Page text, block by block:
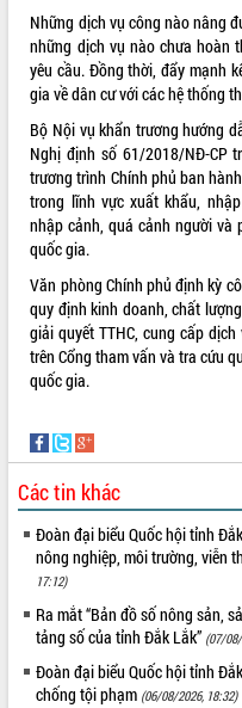
mới
UBND tỉnh họp báo định kỳ tháng 4
năm 2026
Hội thảo khoa học “Giải pháp thúc đẩy
phát triển nền kinh tế xanh tại tỉnh
Đắk Lắk”
Tăng cường giám sát, đôn đốc thực
hiện nhiệm vụ quản lý tài sản công
hàng tuần
công tác cải cách thủ tục hành chính
tại Trung tâm Phục vụ hành chính
công tỉnh
Đắk Lắk: Tôn vinh 46 giải pháp tại
thi Sáng tạo Kỹ thuật 2024 - 2025
về phát triển nuôi trồng thủy sản
Phó Chủ tịch UBND tỉnh Đắk Lắk
Trương Công Thái kiểm tra thực địa
Dự án cao tốc Khánh Hòa - Buôn Ma
Thuột
Định vị cà phê Việt Nam như một “di
sản sống” trong dòng chảy toàn cầu
Xây dựng nông thôn mới: Nâng cao
sống người dân từ những mô hình thiết
thực
Những dịch vụ công nào nâng
những dịch vụ nào chưa hoàn
yêu cầu. Đồng thời, đẩy mạnh
gia về dân cư với các hệ thống
Bộ Nội vụ khẩn trương hướng
Nghị định số 61/2018/NĐ-CP
trương trình Chính phủ ban
trong lĩnh vực xuất khẩu,
nhập cảnh, quá cảnh người và
quốc gia.
Văn phòng Chính phủ định kỳ
quy định kinh doanh, chất
giải quyết TTHC, cung cấp
trên Cổng tham vấn và tra cứu
quốc gia.
Các tin khác
Đoàn đại biểu Quốc hội tỉnh
nông nghiệp, môi trường, viễn
17:12)
Ra mắt “Bản đồ số nông sản,
tảng số của tỉnh Đắk Lắk” (07/
Đoàn đại biểu Quốc hội tỉnh
chống tội phạm (06/08/2026, 18:32)